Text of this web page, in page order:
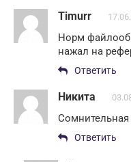
Timurr
Норм
нажал на
Ответить
Никита
Ответить